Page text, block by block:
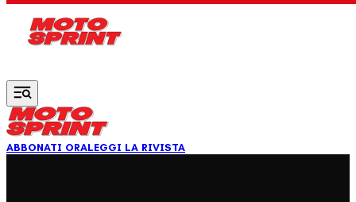
ABBONATI ORALEGGI LA RIVISTA